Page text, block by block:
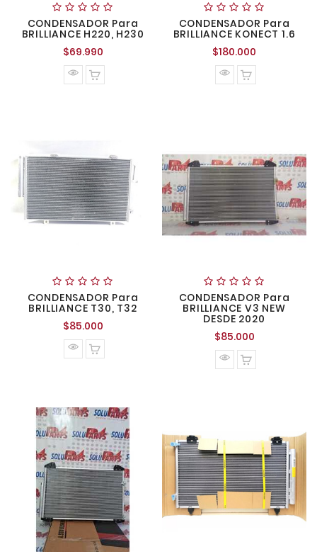
CONDENSADOR Para
BRILLIANCE H220, H230
$69.990Precio
normal
CONDENSADOR Para
BRILLIANCE KONECT 1.6
$180.000
normal
CONDENSADOR Para
BRILLIANCE T30, T32
$85.000Precio
normal
CONDENSADOR Para
BRILLIANCE V3 NEW
DESDE 2020
$85.000Precio
normal